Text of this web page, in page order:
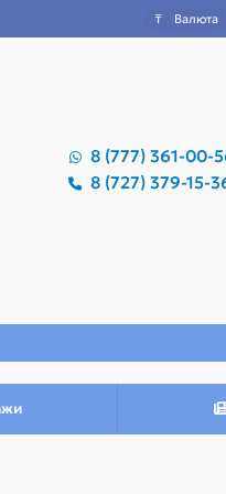
₸ Валюта
8 (777) 361-00-
8 (727) 379-15-